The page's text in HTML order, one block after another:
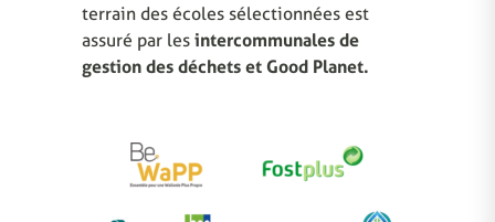
terrain des écoles sélectionnées est
assuré par les intercommunales de
gestion des déchets et Good Planet.